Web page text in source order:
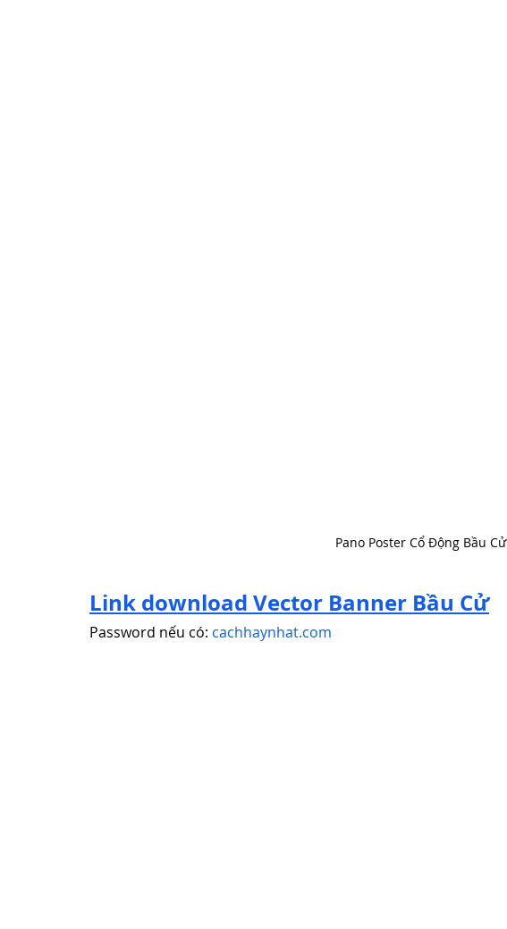
Pano Poster Cổ Động Bầu Cử
Link download Vector Banner Bầu Cử
Password nếu có: cachhaynhat.com